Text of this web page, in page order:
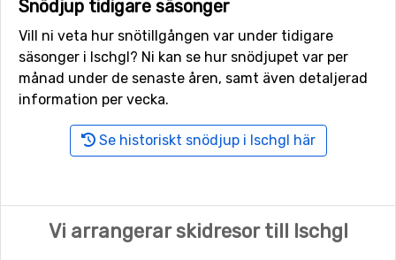
Snödjup tidigare säsonger
Vill ni veta hur snötillgången var under tidigare
säsonger i Ischgl? Ni kan se hur snödjupet var per
månad under de senaste åren, samt även detaljerad
information per vecka.
Se historiskt snödjup i Ischgl här
Vi arrangerar skidresor till Ischgl